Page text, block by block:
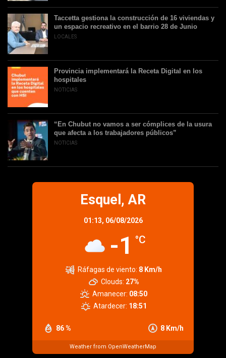
Taccetta gestiona la construcción de 16 viviendas y
un espacio recreativo en el barrio 28 de Junio
LOCALES
Provincia implementará la Receta Digital en los
hospitales
NOTICIAS
“En Chubut no vamos a ser cómplices de la usura
que afecta a los trabajadores públicos”
NOTICIAS
Esquel, AR
01:13, 06/08/2026
-1 °C
86 % 8 Km/h
Ráfagas de viento: 8 Km/h
Clouds: 27%
Amanecer: 08:50
Atardecer: 18:51
Weather from OpenWeatherMap